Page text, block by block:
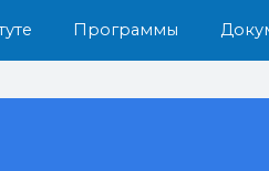
Документы
Программы